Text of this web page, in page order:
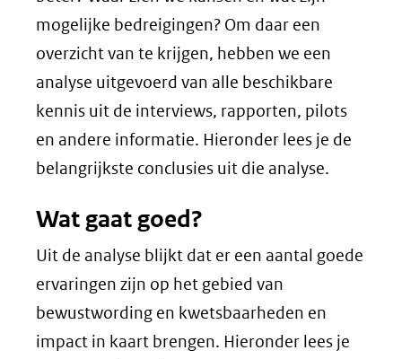
mogelijke bedreigingen? Om daar een
overzicht van te krijgen, hebben we een
analyse uitgevoerd van alle beschikbare
kennis uit de interviews, rapporten, pilots
en andere informatie. Hieronder lees je de
belangrijkste conclusies uit die analyse.
Wat gaat goed?
Uit de analyse blijkt dat er een aantal goede
ervaringen zijn op het gebied van
bewustwording en kwetsbaarheden en
impact in kaart brengen. Hieronder lees je